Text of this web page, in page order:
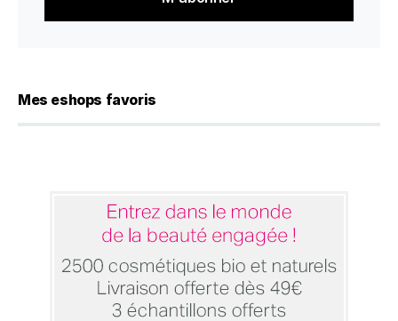
Mes eshops favoris